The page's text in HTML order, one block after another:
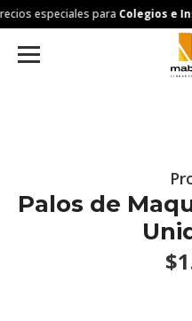
especiales paraColegios e
Palos de